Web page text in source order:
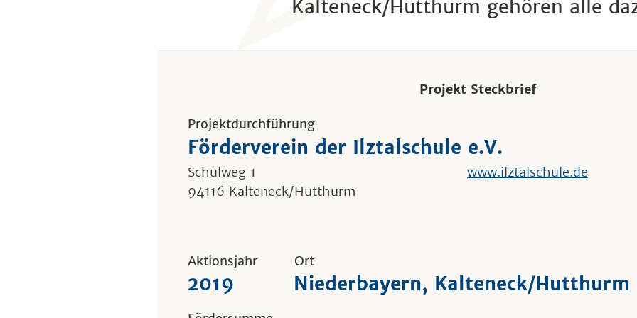
Kalteneck/Hutthurm gehören alle
Projekt Steckbrief
Projektdurchführung
Förderverein der Ilztalschule e.V.
Schulweg 1
94116 Kalteneck/Hutthurm
www.ilztalschule.de
Aktionsjahr
2019
Ort
Niederbayern, Kalteneck/Hutthurm